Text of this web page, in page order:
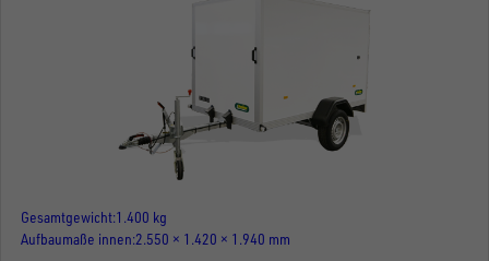
Gesamtgewicht 1.400 kg
Aufbaumaße innen 2.550 × 1.420 × 1.940 mm